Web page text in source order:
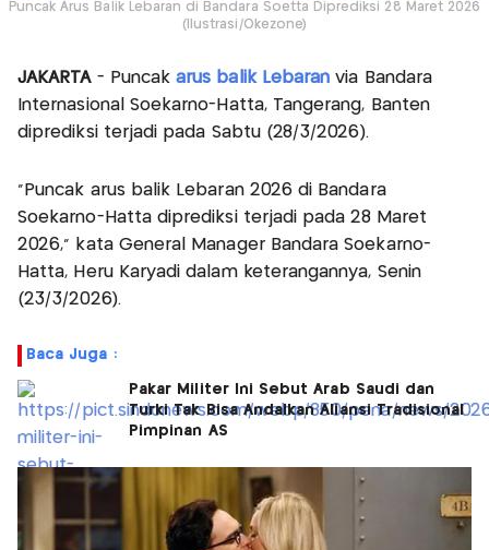
Puncak Arus Balik Lebaran di Bandara Soetta Diprediksi 28 Maret 2026
(Ilustrasi/Okezone)
JAKARTA- Puncakarus balik Lebaran via Bandara
Internasional Soekarno-Hatta, Tangerang, Banten
diprediksi terjadi pada Sabtu (28/3/2026).
“Puncak arus balik Lebaran 2026 di Bandara
Soekarno-Hatta diprediksi terjadi pada 28 Maret
2026,” kata General Manager Bandara Soekarno-
Hatta, Heru Karyadi dalam keterangannya, Senin
(23/3/2026).
Baca Juga :
Pakar Militer Ini Sebut Arab Saudi dan
Turki Tak Bisa Andalkan Aliansi Tradisional
Pimpinan AS